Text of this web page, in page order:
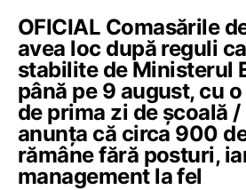
OFICIAL Comasările
avea loc după reguli
stabilite de Ministerul
până pe 9 august, cu
de prima zi de școală
anunța că circa 900
rămâne fără posturi,
management la fel